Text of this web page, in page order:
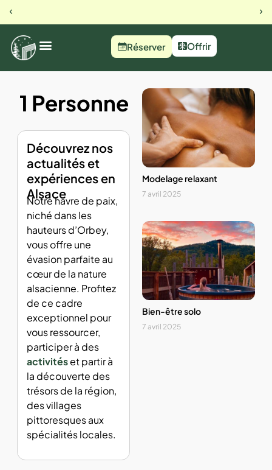
23 rue du busset, Orbey
Réserver Offrir
1 Personne
Découvrez nos
actualités et
expériences en
Alsace
Notre havre de paix,
niché dans les
hauteurs d’Orbey,
vous offre une
évasion parfaite au
cœur de la nature
alsacienne. Profitez
de ce cadre
exceptionnel pour
vous ressourcer,
participer à des
activitéset partir à
la découverte des
trésors de la région,
des villages
pittoresques aux
spécialités locales.
Modelage relaxant
7 avril 2025
Bien-être solo
7 avril 2025